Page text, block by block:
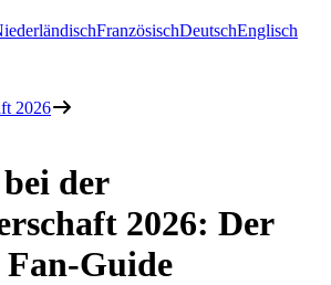
FranzösischDeutschEnglisch
2026
der
2026: Der
Guide